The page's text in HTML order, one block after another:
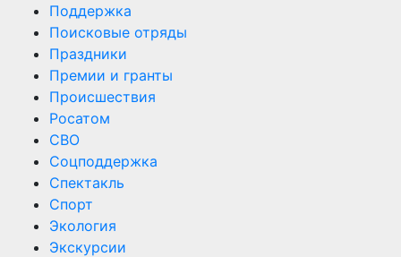
Поддержка
Поисковые отряды
Праздники
Премии и гранты
Происшествия
Росатом
СВО
Соцподдержка
Спектакль
Спорт
Экология
Экскурсии